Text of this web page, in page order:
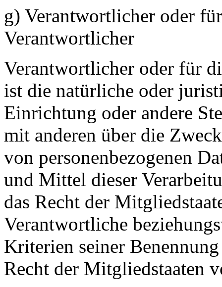
g) Verantwortlicher oder
Verantwortlicher
Verantwortlicher oder für
ist die natürliche oder
Einrichtung oder andere
mit anderen über die
von personenbezogenen
und Mittel dieser
das Recht der
Verantwortliche
Kriterien seiner
Recht der Mitgliedstaaten